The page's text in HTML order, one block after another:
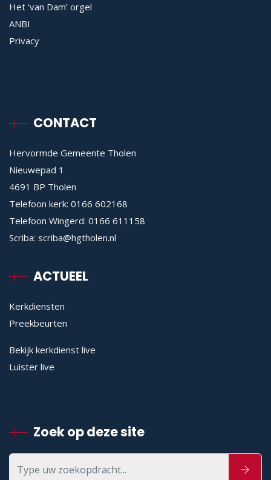
Het ‘van Dam’ orgel
ANBI
Privacy
CONTACT
Hervormde Gemeente Tholen
Nieuwepad 1
4691 BP Tholen
Telefoon kerk: 0166 602168
Telefoon Wingerd: 0166 611158
Scriba: scriba@hgtholen.nl
ACTUEEL
Kerkdiensten
Preekbeurten
Bekijk kerkdienst live
Luister live
Zoek op deze site